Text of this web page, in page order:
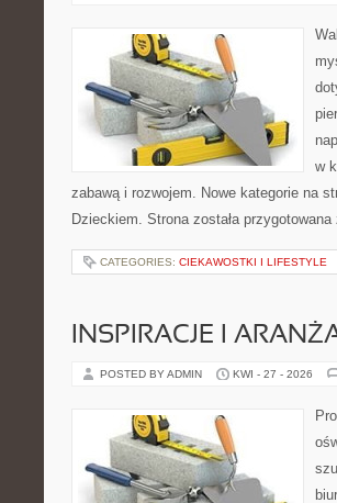
w
zabawą i rozwojem. Nowe kategorie na
Dzieckiem. Strona została
CATEGORIES: CIEKAWOSTKI I LIFESTYLE
INSPIRACJE I
POSTED BY ADMIN KWI - 27 - 2026